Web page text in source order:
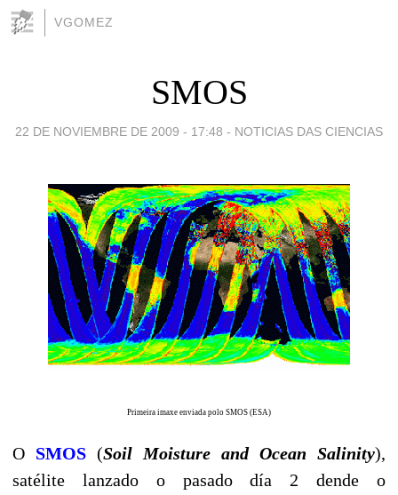
VGOMEZ
SMOS
22 DE NOVIEMBRE DE 2009 - 17:48 - NOTICIAS DAS CIENCIAS
Primeira imaxe enviada polo SMOS (ESA)
O SMOS (Soil Moisture and Ocean Salinity),
satélite lanzado o pasado día 2 dende o